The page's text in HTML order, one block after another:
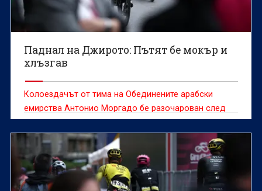
Паднал на Джирото: Пътят бе мокър и
хлъзгав
Колоездачът от тима на Обединените арабски
емирства Антонио Моргадо бе разочарован след
завършването си на 136-о място във втория етап от
Обиколката на Италия.